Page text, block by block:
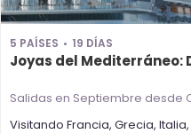
5 PAÍSES 19 DÍAS
Joyas del Mediterráneo:
Salidas en Septiembre desde
Visitando Francia, Grecia, Italia,